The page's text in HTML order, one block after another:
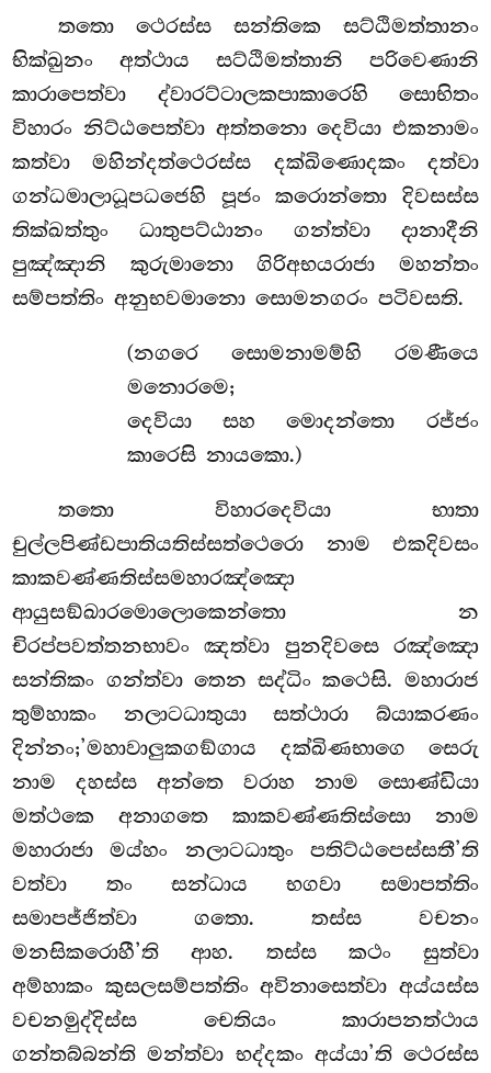
තතො ථෙරස්ස සන්තිකෙ සට්ඨිමත්තානං
භික්ඛුනං අත්ථාය සට්ඨිමත්තානි පරිවෙණානි
කාරාපෙත්වා ද්වාරට්ටාලකපාකාරෙහි සොභිතං
විහාරං නිට්ඨපෙත්වා අත්තනො දෙවියා එකනාමං
කත්වා මහින්දත්ථෙරස්ස දක්ඛිණොදකං දත්වා
ගන්ධමාලාධූපධජෙහි පූජං කරොන්තො දිවසස්ස
තික්ඛත්තුං ධාතුපට්ඨානං ගන්ත්වා දානාදීනි
පුඤ්ඤානි කුරුමානො ගිරිඅභයරාජා මහන්තං
සම්පත්තිං අනුභවමානො සොමනගරං පටිවසති.
(නගරෙ සොමනාමම්හි රමණීයෙ
මනොරමෙ;
දෙවියා සහ මොදන්තො රජ්ජං
කාරෙසි නායකො.)
තතො විහාරදෙවියා භාතා
චුල්ලපිණ්ඩපාතියතිස්සත්ථෙරො නාම එකදිවසං
කාකවණ්ණතිස්සමහාරඤ්ඤො
ආයුසඞ්ඛාරමොලොකෙන්තො න
චිරප්පවත්තනභාවං ඤත්වා පුනදිවසෙ රඤ්ඤො
සන්තිකං ගන්ත්වා තෙන සද්ධිං කථෙසි. මහාරාජ
තුම්හාකං නලාටධාතුයා සත්ථාරා බ්යාකරණං
දින්නං;’මහාවාලුකගඞ්ගාය දක්ඛිණභාගෙ සෙරු
නාම දහස්ස අන්තෙ වරාහ නාම සොණ්ඩියා
මත්ථකෙ අනාගතෙ කාකවණ්ණතිස්සො නාම
මහාරාජා මය්හං නලාටධාතුං පතිට්ඨපෙස්සතී’ති
වත්වා තං සන්ධාය භගවා සමාපත්තිං
සමාපජ්ජිත්වා ගතො. තස්ස වචනං
මනසිකරොහී’ති ආහ. තස්ස කථං සුත්වා
අම්හාකං කුසලසම්පත්තිං අවිනාසෙත්වා අය්යස්ස
වචනමුද්දිස්ස චෙතියං කාරාපනත්ථාය
ගන්තබ්බන්ති මන්ත්වා භද්දකං අය්යා’ති ථෙරස්ස